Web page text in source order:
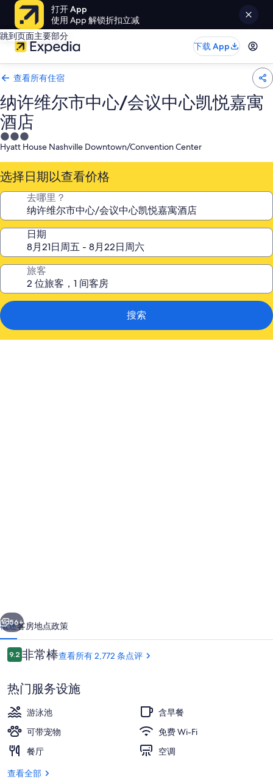
打开 App
使用 App 解锁折扣立减
跳到页面主要部分
下载 App
查看所有住宿
纳许维尔市中心/会议中心凯悦嘉寓
酒店
3.0
星
住
宿
Hyatt House Nashville Downtown/Convention Center
选择日期以查看价格
去哪里？
日期
旅客
搜索
会
议
中
心
凯
悦
嘉
寓
大堂
个 下一个
56+
概述客房地点政策
点
评
9.29.2/10
非常棒查看所有 2,772 条点评
热门服务设施
游泳池
含早餐
可带宠物
免费 Wi-Fi
餐厅
空调
查看全部